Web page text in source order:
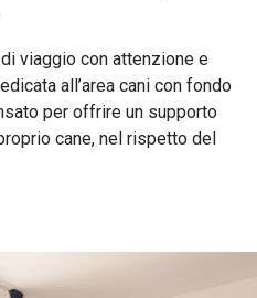
viaggio con attenzione e
all’area cani con fondo
per offrire un supporto
cane, nel rispetto del